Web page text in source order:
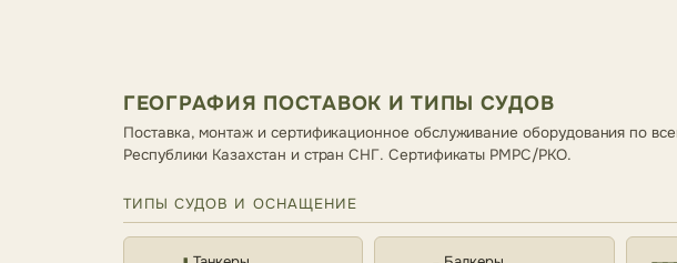
ГЕОГРАФИЯ ПОСТАВОК И ТИПЫ СУДОВ
Поставка, монтаж и сертификационное обслуживание оборудования по
Республики Казахстан и стран СНГ. Сертификаты РМРС/РКО.
ТИПЫ СУДОВ И ОСНАЩЕНИЕ